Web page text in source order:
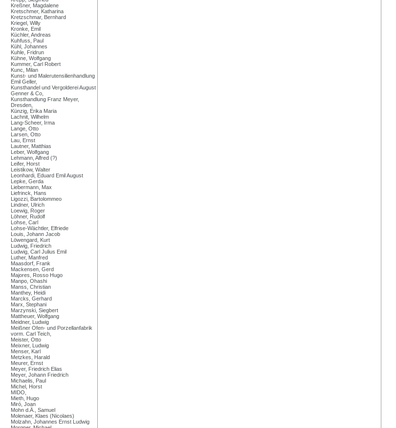
Kreßner, Magdalene
Kretschmer, Katharina
Kretzschmar, Bernhard
Kriegel, Willy
Kronke, Emil
Küchler, Andreas
Kuhfuss, Paul
Kühl, Johannes
Kuhle, Fridrun
Kühne, Wolfgang
Kummer, Carl Robert
Kunc, Milan
Kunst- und Malerutensilienhandlung
Emil Geller,
Kunsthandel und Vergolderei August
Genner & Co,
Kunsthandlung Franz Meyer,
Dresden,
Künzig, Erika Maria
Lachnit, Wilhelm
Lang-Scheer, Irma
Lange, Otto
Larsen, Otto
Lau, Ernst
Lautner, Matthias
Leber, Wolfgang
Lehmann, Alfred (?)
Leifer, Horst
Leistikow, Walter
Leonhardi, Eduard Emil August
Lepke, Gerda
Liebermann, Max
Liefrinck, Hans
Ligozzi, Bartolommeo
Lindner, Ulrich
Loewig, Roger
Löhner, Rudolf
Lohse, Carl
Lohse-Wächtler, Elfriede
Louis, Johann Jacob
Löwengard, Kurt
Ludwig, Friedrich
Ludwig, Carl Julius Emil
Luther, Manfred
Maasdorf, Frank
Mackensen, Gerd
Majores, Rosso Hugo
Manpo, Ohashi
Manss, Christian
Manthey, Heidi
Marcks, Gerhard
Marx, Stephani
Marzynski, Siegbert
Mattheuer, Wolfgang
Meidner, Ludwig
Meißner Ofen- und Porzellanfabrik
vorm. Carl Teich,
Meister, Otto
Meixner, Ludwig
Menser, Karl
Metzkes, Harald
Meurer, Ernst
Meyer, Friedrich Elias
Meyer, Johann Friedrich
Michaelis, Paul
Michel, Horst
MIDO,
Mieth, Hugo
Miró, Joan
Mohn d.Ä., Samuel
Molenaer, Klaes (Nicolaes)
Molzahn, Johannes Ernst Ludwig